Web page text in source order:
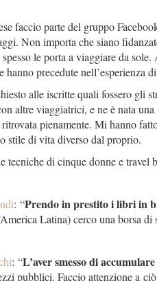
faccio parte del gruppo
Non importa che siano
spesso le porta a viaggiare da
hanno precedute nell’esperienza
alle iscritte quali fossero gli
altre viaggiatrici, e ne è nata
pienamente. Mi hanno
stile di vita diverso dal proprio.
tecniche di cinque donne e
: “Prendo in prestito i libri in
Latina) cerco una borsa
: “L’aver smesso di
pubblici. Faccio attenzione a